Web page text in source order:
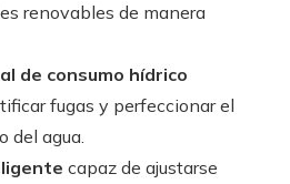
renovables de manera
de consumo hídrico
fugas y perfeccionar el
del agua.
capaz de ajustarse